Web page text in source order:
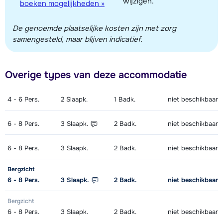
boeken mogelijkheden »
De genoemde plaatselijke kosten zijn met zorg
samengesteld, maar blijven indicatief.
Overige types van deze accommodatie
4 - 6 Pers. 2 Slaapk. 1 Badk. niet beschikbaar
6 - 8 Pers. 3 Slaapk. 2 Badk. niet beschikbaar
6 - 8 Pers. 3 Slaapk. 2 Badk. niet beschikbaar
Bergzicht
6 - 8 Pers. 3 Slaapk. 2 Badk. niet beschikbaar
Bergzicht
6 - 8 Pers. 3 Slaapk. 2 Badk. niet beschikbaar